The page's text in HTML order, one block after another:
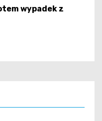
wypadek z